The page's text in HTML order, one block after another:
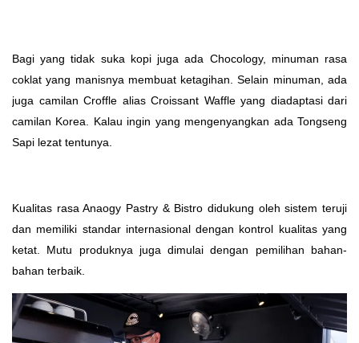
Bagi yang tidak suka kopi juga ada Chocology, minuman rasa
coklat yang manisnya membuat ketagihan. Selain minuman, ada
juga camilan Croffle alias Croissant Waffle yang diadaptasi dari
camilan Korea. Kalau ingin yang mengenyangkan ada Tongseng
Sapi lezat tentunya.
Kualitas rasa Anaogy Pastry & Bistro didukung oleh sistem teruji
dan memiliki standar internasional dengan kontrol kualitas yang
ketat. Mutu produknya juga dimulai dengan pemilihan bahan-
bahan terbaik.